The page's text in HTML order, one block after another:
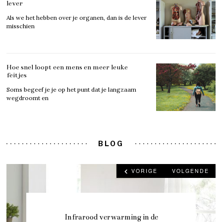
lever
Als we het hebben over je organen, dan is de lever
misschien
Hoe snel loopt een mens en meer leuke
feitjes
Soms begeef je je op het punt dat je langzaam
wegdroomt en
BLOG
VORIGE
Infrarood verwarming in de
VOLGENDE